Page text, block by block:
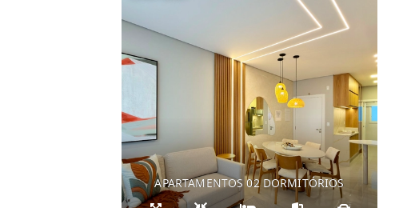
APARTAMENTOS 02 DORMITÓRIOS